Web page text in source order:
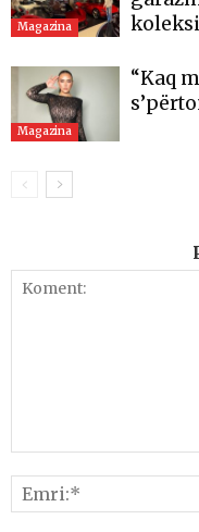
Magazina
Magazina
“Kaq